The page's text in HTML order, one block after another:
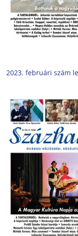
2023. februári szám